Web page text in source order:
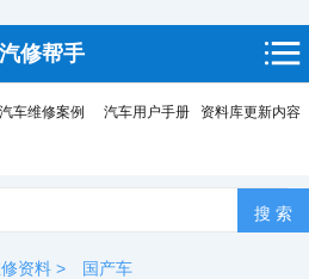
汽修帮手
汽车维修案例 汽车用户手册 资料库更新内容
资料 > 国产车